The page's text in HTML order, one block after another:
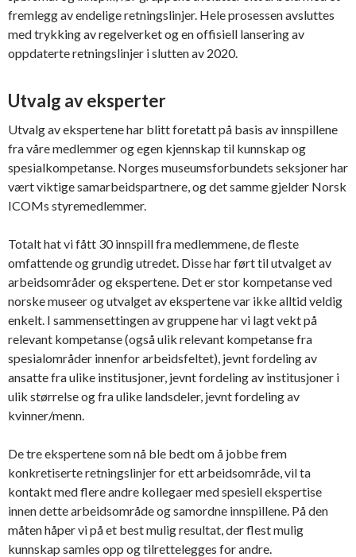
fremlegg av endelige retningslinjer. Hele prosessen avsluttes
med trykking av regelverket og en offisiell lansering av
oppdaterte retningslinjer i slutten av 2020.
Utvalg av eksperter
Utvalg av ekspertene har blitt foretatt på basis av innspillene
fra våre medlemmer og egen kjennskap til kunnskap og
spesialkompetanse. Norges museumsforbundets seksjoner har
vært viktige samarbeidspartnere, og det samme gjelder Norsk
ICOMs styremedlemmer.
Totalt hat vi fått 30 innspill fra medlemmene, de fleste
omfattende og grundig utredet. Disse har ført til utvalget av
arbeidsområder og ekspertene. Det er stor kompetanse ved
norske museer og utvalget av ekspertene var ikke alltid veldig
enkelt. I sammensettingen av gruppene har vi lagt vekt på
relevant kompetanse (også ulik relevant kompetanse fra
spesialområder innenfor arbeidsfeltet), jevnt fordeling av
ansatte fra ulike institusjoner, jevnt fordeling av institusjoner i
ulik størrelse og fra ulike landsdeler, jevnt fordeling av
kvinner/menn.
De tre ekspertene som nå ble bedt om å jobbe frem
konkretiserte retningslinjer for ett arbeidsområde, vil ta
kontakt med flere andre kollegaer med spesiell ekspertise
innen dette arbeidsområde og samordne innspillene. På den
måten håper vi på et best mulig resultat, der flest mulig
kunnskap samles opp og tilrettelegges for andre.